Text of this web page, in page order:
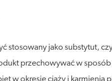
stosowany jako substytut,
przechowywać w
w okresie ciąży i karmienia